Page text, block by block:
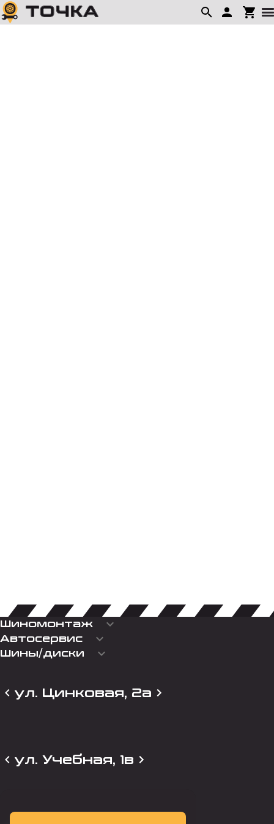
Шиномонтаж keyboard_arrow_down
Автосервис keyboard_arrow_down
Шины/диски keyboard_arrow_down
ул. Цинковая, 2а
ул. Учебная, 1в